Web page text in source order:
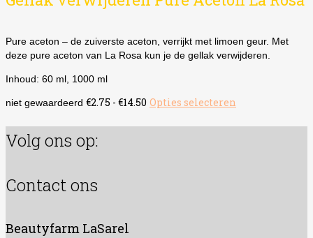
Pure aceton – de zuiverste aceton, verrijkt met limoen geur. Met
deze pure aceton van La Rosa kun je de gellak verwijderen.
Inhoud: 60 ml, 1000 ml
niet gewaardeerd €2.75 - €14.50 Prijsklasse:
tot
Opties selecteren
heeft
Volg ons op:
Contact ons
Beautyfarm LaSarel